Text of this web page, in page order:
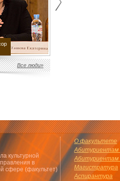
Все люди»
культурной
в
сфере (факультет)
О факультете
Абитуриентам
Абитуриентам
Магистратура
Аспирантура